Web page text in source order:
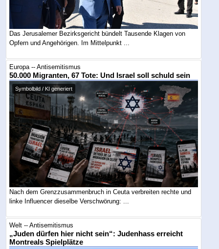
Das Jerusalemer Bezirksgericht bündelt Tausende Klagen von
Opfern und Angehörigen. Im Mittelpunkt ...
Europa -- Antisemitismus
50.000 Migranten, 67 Tote: Und Israel soll schuld sein
Symbolbild / KI generiert
Nach dem Grenzzusammenbruch in Ceuta verbreiten rechte und
linke Influencer dieselbe Verschwörung: ...
Welt -- Antisemitismus
„Juden dürfen hier nicht sein“: Judenhass erreicht
Montreals Spielplätze